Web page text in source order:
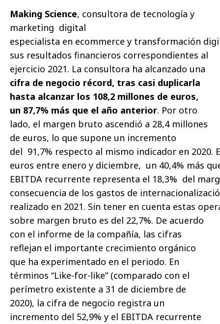
Making Science, consultora de tecnología y
marketing digital
especialista en ecommerce y transformación
sus resultados financieros correspondientes al
ejercicio 2021. La consultora ha alcanzado una
cifra de negocio récord, tras casi duplicarla
hasta alcanzar los 108,2 millones de euros,
un 87,7% más que el año anterior. Por otro
lado, el margen bruto ascendió a 28,4 millones
de euros, lo que supone un incremento
del 91,7% respecto al mismo indicador en 2020.
euros entre enero y diciembre, un 40,4% más
EBITDA recurrente representa el 18,3% del
consecuencia de los gastos de
realizado en 2021. Sin tener en cuenta estas
sobre margen bruto es del 22,7%. De acuerdo
con el informe de la compañía, las cifras
reflejan el importante crecimiento orgánico
que ha experimentado en el periodo. En
términos “Like-for-like” (comparado con el
perímetro existente a 31 de diciembre de
2020), la cifra de negocio registra un
incremento del 52,9% y el EBITDA recurrente